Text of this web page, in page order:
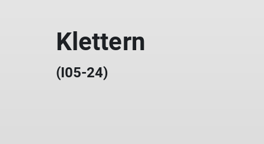
Klettern
(I05-24)